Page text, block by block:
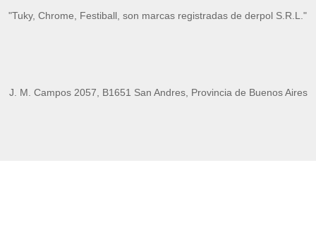
"Tuky, Chrome, Festiball, son marcas registradas de derpol S.R.L."
J. M. Campos 2057, B1651 San Andres, Provincia de Buenos Aires